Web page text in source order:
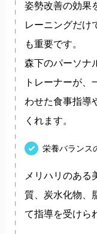
姿勢改善の効果
レーニングだけ
も重要です。
森下のパーソナ
トレーナーが、
わせた食事指導
くれます。
栄養バランス
メリハリのある
質、炭水化物、
て指導を受けら